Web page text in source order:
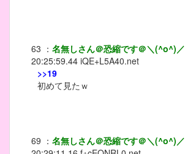
63 ： 名無しさん＠恐縮です＠＼(^o^)／
20:25:59.44 iQE+L5A40.net
>>19
初めて見たｗ
69 ： 名無しさん＠恐縮です＠＼(^o^)／